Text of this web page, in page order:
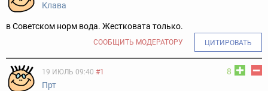
Клава
в Советском норм вода. Жестковата только.
СООБЩИТЬ МОДЕРАТОРУ ЦИТИРОВАТЬ
8
19 ИЮЛЬ 09:40 #1
Прт